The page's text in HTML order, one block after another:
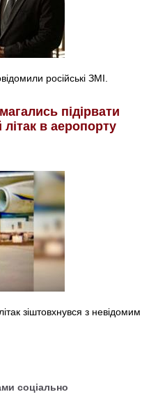
російські ЗМІ.
підірвати
літак в аеропорту
зіштовхнувся з невідомим
соціально